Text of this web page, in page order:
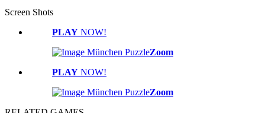
Screen Shots
PLAY NOW!
Zoom
PLAY NOW!
Zoom